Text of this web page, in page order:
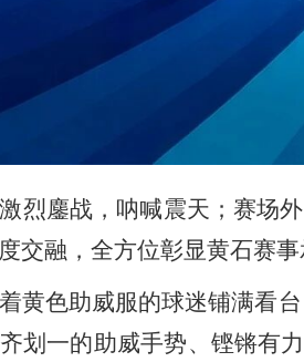
鏖战，呐喊震天；赛场外
交融，全方位彰显黄石赛
色助威服的球迷铺满看台
划一的助威手势、铿锵有